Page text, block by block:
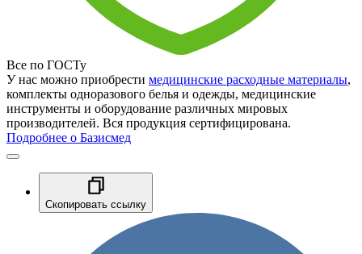
Все по ГОСТу
У нас можно приобрести медицинские расходные материалы,
комплекты одноразового белья и одежды, медицинские
инструменты и оборудование различных мировых
производителей. Вся продукция сертифицирована.
Подробнее о Базисмед
Скопировать ссылку